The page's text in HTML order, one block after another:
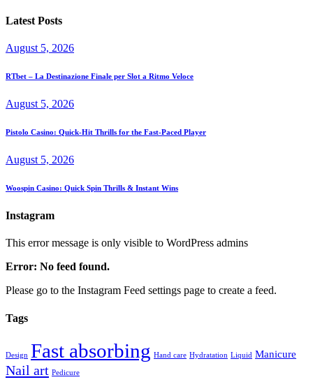
Latest Posts
August 5, 2026
RTbet – La Destinazione Finale per Slot a Ritmo Veloce
August 5, 2026
Pistolo Casino: Quick‑Hit Thrills for the Fast‑Paced Player
August 5, 2026
Woospin Casino: Quick Spin Thrills & Instant Wins
Instagram
This error message is only visible to WordPress admins
Error: No feed found.
Please go to the Instagram Feed settings page to create a feed.
Tags
Design Fast absorbing Hand care Hydratation Liquid Manicure
Nail art Pedicure